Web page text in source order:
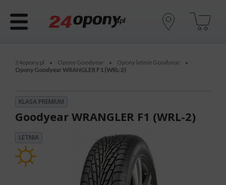
24opony.pl • Opony Goodyear • Opony letnie Goodyear •
Opony Goodyear WRANGLER F1 (WRL-2)
KLASA PREMIUM
Goodyear WRANGLER F1 (WRL-2)
LETNIA